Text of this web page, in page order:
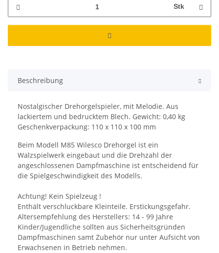
Stk
Beschreibung
Nostalgischer Drehorgelspieler, mit Melodie. Aus
lackiertem und bedrucktem Blech. Gewicht: 0,40 kg
Geschenkverpackung: 110 x 110 x 100 mm
Beim Modell M85 Wilesco Drehorgel ist ein
Walzspielwerk eingebaut und die Drehzahl der
angeschlossenen Dampfmaschine ist entscheidend für
die Spielgeschwindigkeit des Modells.
Achtung! Kein Spielzeug !
Enthält verschluckbare Kleinteile. Erstickungsgefahr.
Altersempfehlung des Herstellers: 14 - 99 Jahre
Kinder/Jugendliche sollten aus Sicherheitsgründen
Dampfmaschinen samt Zubehör nur unter Aufsicht von
Erwachsenen in Betrieb nehmen.